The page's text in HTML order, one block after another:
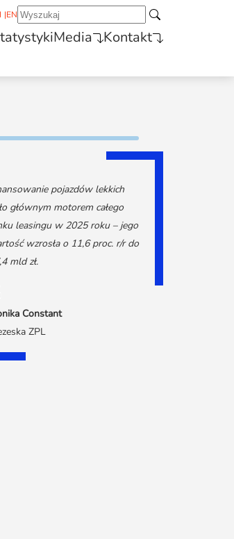
|EN
Media Kontakt
pojazdów lekkich
głównym motorem całego
leasingu w 2025 roku – jego
wzrosła o 11,6 proc. r/r do
mld zł.
Constant
ZPL